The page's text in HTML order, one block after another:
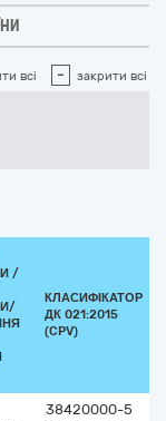
всі - закрити всі
/
КЛАСИФІКАТОР
ДК 021:2015
(CPV)
38420000-5